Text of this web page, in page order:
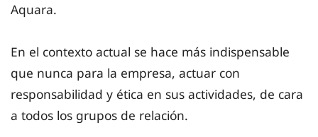
Aquara.
En el contexto actual se hace más indispensable
que nunca para la empresa, actuar con
responsabilidad y ética en sus actividades, de cara
a todos los grupos de relación.